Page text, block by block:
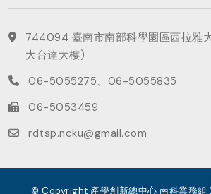
744094 臺南市南部科學園區西拉雅
大台達大樓)
06-5055275、06-5055835
06-5053459
rdtsp.ncku@gmail.com
© Copyright 產學創新總中心 南科業務組